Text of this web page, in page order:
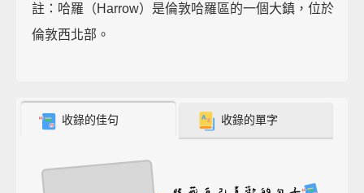
註：哈羅（Harrow）是倫敦哈羅區的一個大鎮，位於
倫敦西北部。
收錄的佳句 收錄的單字